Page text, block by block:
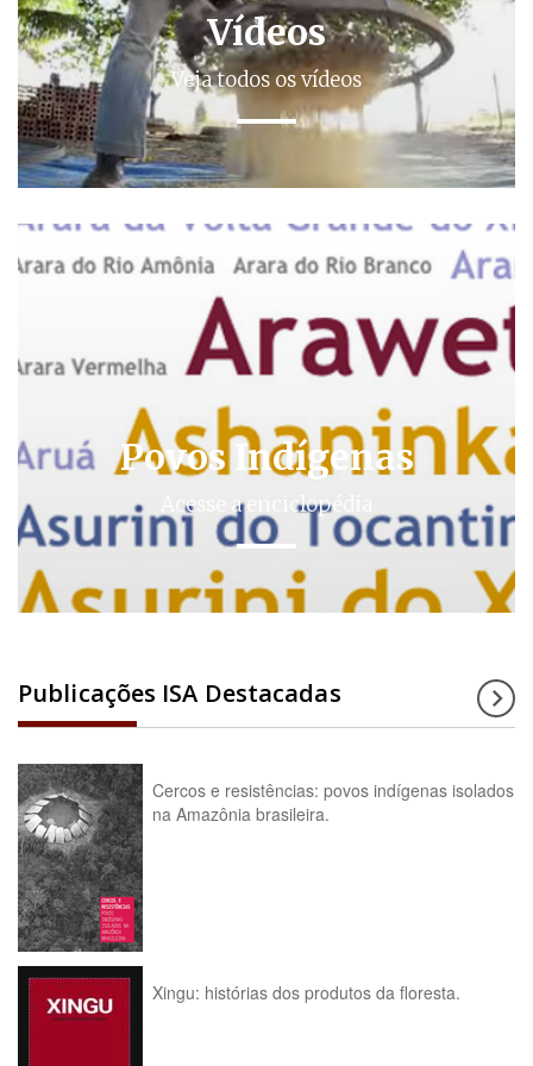
Vídeos
Veja todos os vídeos
Povos Indígenas
Acesse a enciclopédia
Publicações ISA Destacadas
Cercos e resistências: povos indígenas isolados
na Amazônia brasileira.
Xingu: histórias dos produtos da floresta.